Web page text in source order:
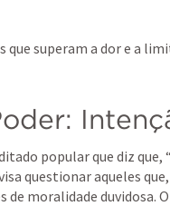
que superam a dor e a
popular que diz que,
questionar aqueles
de moralidade duvidosa.